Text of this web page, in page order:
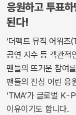
응원하고 투표
된다!
‘더팩트 뮤직 어워즈
공연 지수 등 객관적
팬들의 뜨거운 참여
팬들의 진심 어린 응
‘TMA’가 글로벌 K-
이유이기도 합니다.